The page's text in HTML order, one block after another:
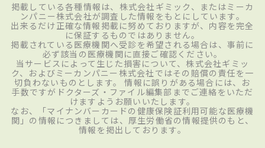
掲載している各種情報は、株式会社ギミック、またはミーカ
ンパニー株式会社が調査した情報をもとにしています。
出来るだけ正確な情報掲載に努めておりますが、内容を完全
に保証するものではありません。
掲載されている医療機関へ受診を希望される場合は、事前に
必ず該当の医療機関に直接ご確認ください。
当サービスによって生じた損害について、株式会社ギミッ
ク、およびミーカンパニー株式会社ではその賠償の責任を一
切負わないものとします。 情報に誤りがある場合には、お
手数ですがドクターズ・ファイル編集部までご連絡をいただ
けますようお願いいたします。
なお、「マイナンバーカードの健康保険証利用可能な医療機
関」の情報につきましては、厚生労働省の情報提供のもと、
情報を掲出しております。